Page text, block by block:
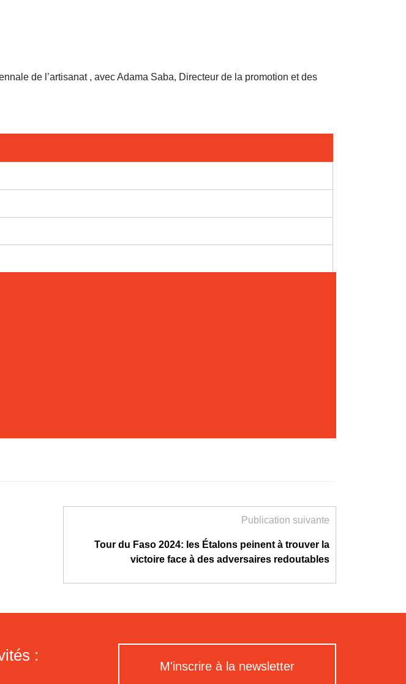
de l’artisanat , avec Adama Saba, Directeur de la promotion et des
Publication suivante
Tour du Faso 2024: les Étalons peinent à trouver la
victoire face à des adversaires redoutables
:
M'inscrire à la newsletter